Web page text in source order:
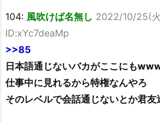
104: 風吹けば名無し 2022/10/25(
ID:xYc7deaMp
>>85
日本語通じないバカがここにも
仕事中に見れるから特権なんやろ
そのレベルで会話通じないとか君